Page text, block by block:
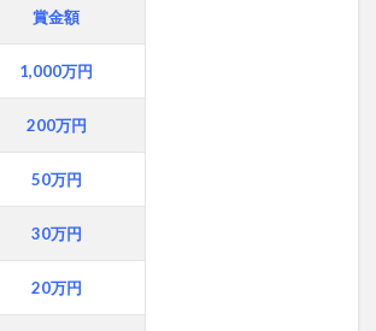
賞金額
1,000万円
200万円
50万円
30万円
20万円